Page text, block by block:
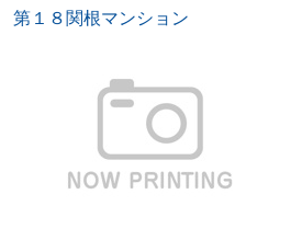
第１８関根マンション